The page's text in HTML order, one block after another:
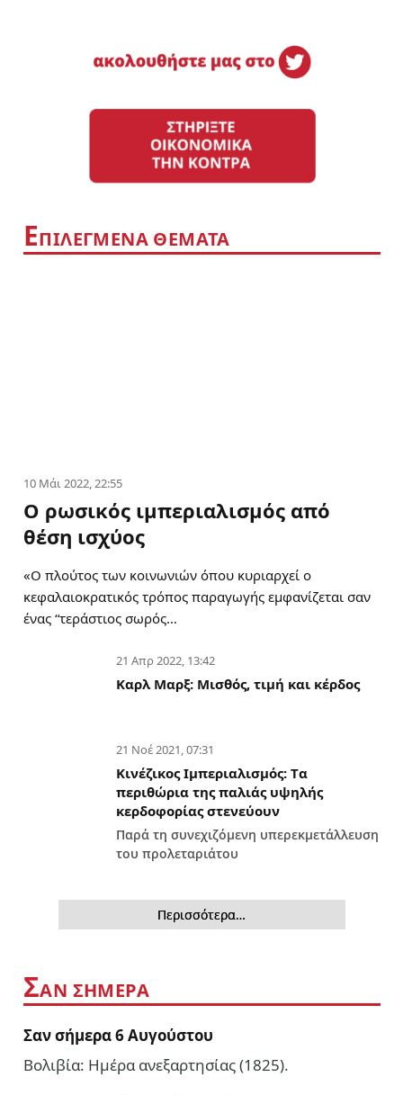
ΕΠΙΛΕΓΜΕΝΑ ΘΕΜΑΤΑ
10 Μάι 2022, 22:55
Ο ρωσικός ιμπεριαλισμός από
θέση ισχύος
«Ο πλούτος των κοινωνιών όπου κυριαρχεί ο
κεφαλαιοκρατικός τρόπος παραγωγής εμφανίζεται σαν
ένας “τεράστιος σωρός…
21 Απρ 2022, 13:42
Καρλ Μαρξ: Μισθός, τιμή και κέρδος
21 Νοέ 2021, 07:31
Κινέζικος Ιμπεριαλισμός: Tα
περιθώρια της παλιάς υψηλής
κερδοφορίας στενεύουν
Παρά τη συνεχιζόμενη υπερεκμετάλλευση
του προλεταριάτου
Περισσότερα…
ΣΑΝ ΣΗΜΕΡΑ
Σαν σήμερα 6 Αυγούστου
Βολιβία: Ημέρα ανεξαρτησίας (1825).